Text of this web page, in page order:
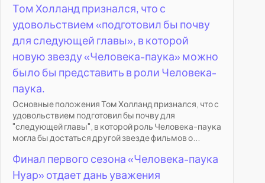
Том Холланд признался, что с
удовольствием «подготовил бы почву
для следующей главы», в которой
новую звезду «Человека-паука» можно
было бы представить в роли Человека-
паука.
Основные положения Том Холланд признался, что с
удовольствием подготовил бы почву для
"следующей главы", в которой роль Человека-паука
могла бы достаться другой звезде фильмов о...
Финал первого сезона «Человека-паука
Нуар» отдает дань уважения